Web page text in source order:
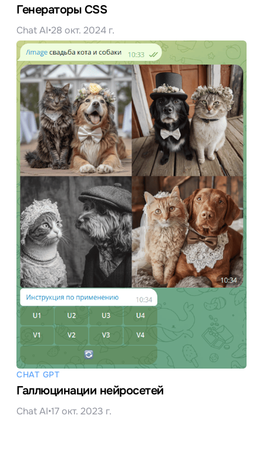
Генераторы CSS
Chat AI•28 окт. 2024 г.
CHAT GPT
Галлюцинации нейросетей
Chat AI•17 окт. 2023 г.